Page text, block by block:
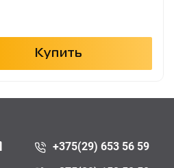
Купить
+375(29) 653 56 59